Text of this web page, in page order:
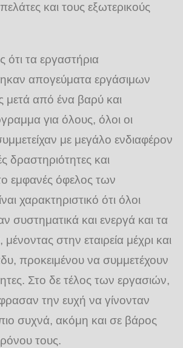
και τους εξωτερικούς
τα εργαστήρια
απογεύματα εργάσιμων
από ένα βαρύ και
για όλους, όλοι οι
με μεγάλο ενδιαφέρον
δραστηριότητες και
εμφανές όφελος των
χαρακτηριστικό ότι όλοι
συστηματικά και ενεργά και τα
στην εταιρεία μέχρι και
προκειμένου να συμμετέχουν
Στο δε τέλος των εργασιών,
την ευχή να γίνονταν
πιο συχνά, ακόμη και σε βάρος
τους.